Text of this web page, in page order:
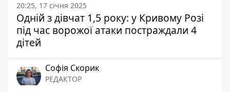
20:25, 17 січня 2025
Одній з дівчат 1,5 року: у Кривому Розі
під час ворожої атаки постраждали 4
дітей
Софія Скорик
РЕДАКТОР